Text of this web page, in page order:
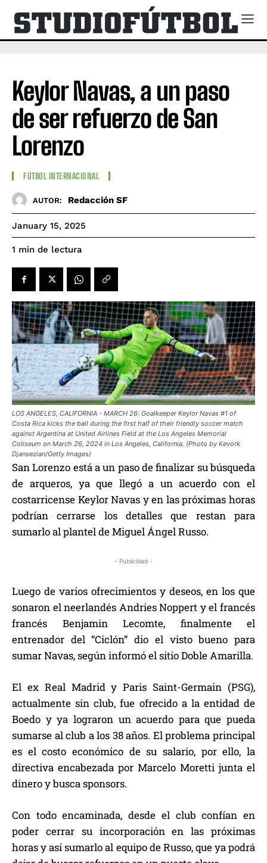
Keylor Navas, a un paso
de ser refuerzo de San
Lorenzo
FÚTBOL INTERNACIONAL
AUTOR: Redacción SF
January 15, 2025
1 min de lectura
LOS ANGELES, CALIFORNIA - MARCH 26: Goalkeeper Keylor Navas #1 of
Costa Rica kicks the ball during the first half of their friendly soccer match
against Argentina at United Airlines Field at the Los Angeles Memorial
Coliseum on March 26, 2024 in Los Angeles, California. (Photo by Kevork
Djansezian/Getty Images)
San Lorenzo está a un paso de finalizar su búsqueda
de arqueros, ya que llegó a un acuerdo con el
costarricense Keylor Navas y en las próximas horas
podrían cerrarse los detalles que restan para
sumarlo al plantel de Miguel Ángel Russo.
- Publicidad -
Luego de varios ofrecimientos y deseos, en los que
sonaron el neerlandés Andries Noppert y el francés
francés Benjamin Lecomte, finalmente el
entrenador del “Ciclón” dio el visto bueno para
sumar Navas, según informó el sitio Doble Amarilla.
El ex Real Madrid y Paris Saint-Germain (PSG),
actualmente sin club, fue ofrecido a la entidad de
Boedo y ya lograron un acuerdo para que pueda
sumarse al club a los 38 años. El problema principal
es el costo económico de su salario, por ello, la
directiva encabezada por Marcelo Moretti junta el
dinero y busca sponsors.
Con todo encaminada, desde el club confían en
poder cerrar su incorporación en las próximas
horas y así sumarlo al equipo de Russo, que ya podrá